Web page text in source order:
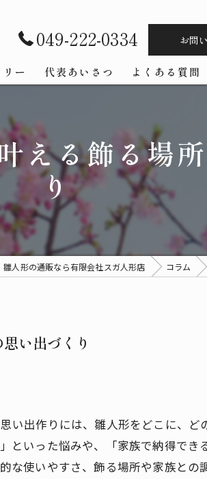
049-222-0334 お問
ー 代表あいさつ よくある質問
える飾る場
り
雛人形の通販なら有限会社スガ人形店 コラム
い出づくり
い出作りには、雛人形をどこに、
といった悩みや、「家族で納得で
な使いやすさ、飾る場所や家族と